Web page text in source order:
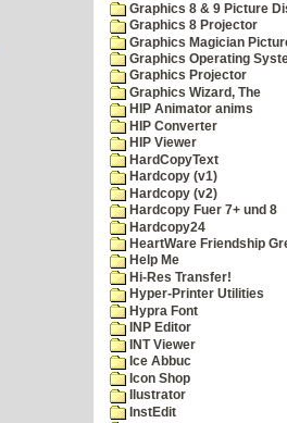
Graphics 8 & 9 Picture
Graphics 8 Projector
Graphics Magician
Graphics Operating
Graphics Projector
Graphics Wizard, The
HIP Animator anims
HIP Converter
HIP Viewer
HardCopyText
Hardcopy (v1)
Hardcopy (v2)
Hardcopy Fuer 7+ und 8
Hardcopy24
HeartWare Friendship
Help Me
Hi-Res Transfer!
Hyper-Printer Utilities
Hypra Font
INP Editor
INT Viewer
Ice Abbuc
Icon Shop
Ilustrator
InstEdit